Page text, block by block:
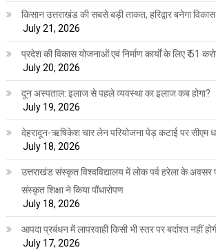
किसान उत्तराखंड की सबसे बड़ी ताकत, हरिद्वार बनेगा
July 21, 2026
प्रदेश की विकास योजनाओं एवं निर्माण कार्यों के लिए ₹ 51
July 20, 2026
दून अस्पताल: इलाज से पहले व्यवस्था का इलाज कब होगा?
July 19, 2026
देहरादून-ऋषिकेश चार लेन परियोजना पेड़ कटाई पर सीएम
July 18, 2026
उत्तराखंड संस्कृत विश्वविद्यालय में लोक पर्व हरेला के
संस्कृत शिक्षा ने किया पौंधारोपण
July 18, 2026
आपदा प्रबंधन में लापरवाही किसी भी स्तर पर बर्दाश्त नहीं
July 17, 2026